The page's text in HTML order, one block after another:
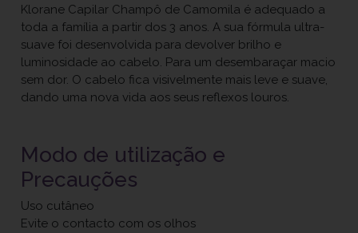
Klorane Capilar Champô de Camomila é adequado a
toda a família a partir dos 3 anos. A sua fórmula ultra-
suave foi desenvolvida para devolver brilho e
luminosidade ao cabelo. Para um desembaraçar macio
sem dor. O cabelo fica visivelmente mais leve e suave,
dando uma nova vida aos seus reflexos louros.
Modo de utilização e
Precauções
Uso cutâneo
Evite o contacto com os olhos